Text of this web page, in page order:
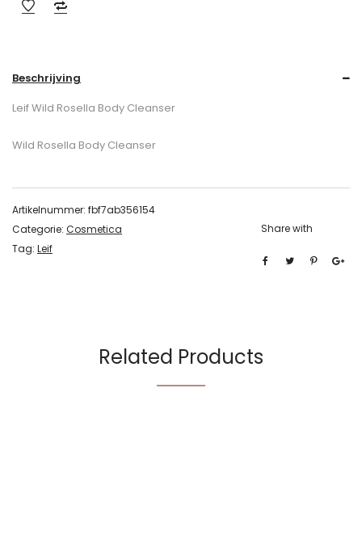
Beschrijving
Leif Wild Rosella Body Cleanser
Wild Rosella Body Cleanser
Artikelnummer: fbf7ab356154
Categorie: Cosmetica
Tag: Leif
Share with
Related Products